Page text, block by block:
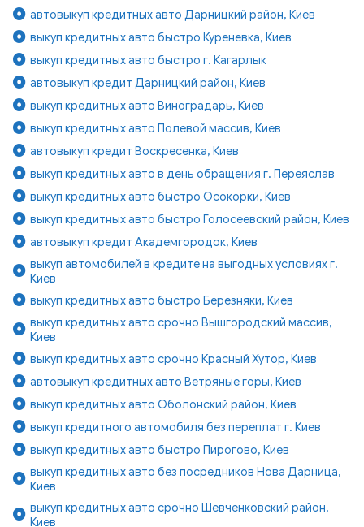
автовыкуп кредитных авто Дарницкий район, Киев
выкуп кредитных авто быстро Куреневка, Киев
выкуп кредитных авто быстро г. Кагарлык
автовыкуп кредит Дарницкий район, Киев
выкуп кредитных авто Виноградарь, Киев
выкуп кредитных авто Полевой массив, Киев
автовыкуп кредит Воскресенка, Киев
выкуп кредитных авто в день обращения г. Переяслав
выкуп кредитных авто быстро Осокорки, Киев
выкуп кредитных авто быстро Голосеевский район, Киев
автовыкуп кредит Академгородок, Киев
выкуп автомобилей в кредите на выгодных условиях г.
Киев
выкуп кредитных авто быстро Березняки, Киев
выкуп кредитных авто срочно Вышгородский массив,
Киев
выкуп кредитных авто срочно Красный Хутор, Киев
автовыкуп кредитных авто Ветряные горы, Киев
выкуп кредитных авто Оболонский район, Киев
выкуп кредитного автомобиля без переплат г. Киев
выкуп кредитных авто быстро Пирогово, Киев
выкуп кредитных авто без посредников Нова Дарница,
Киев
выкуп кредитных авто срочно Шевченковский район,
Киев